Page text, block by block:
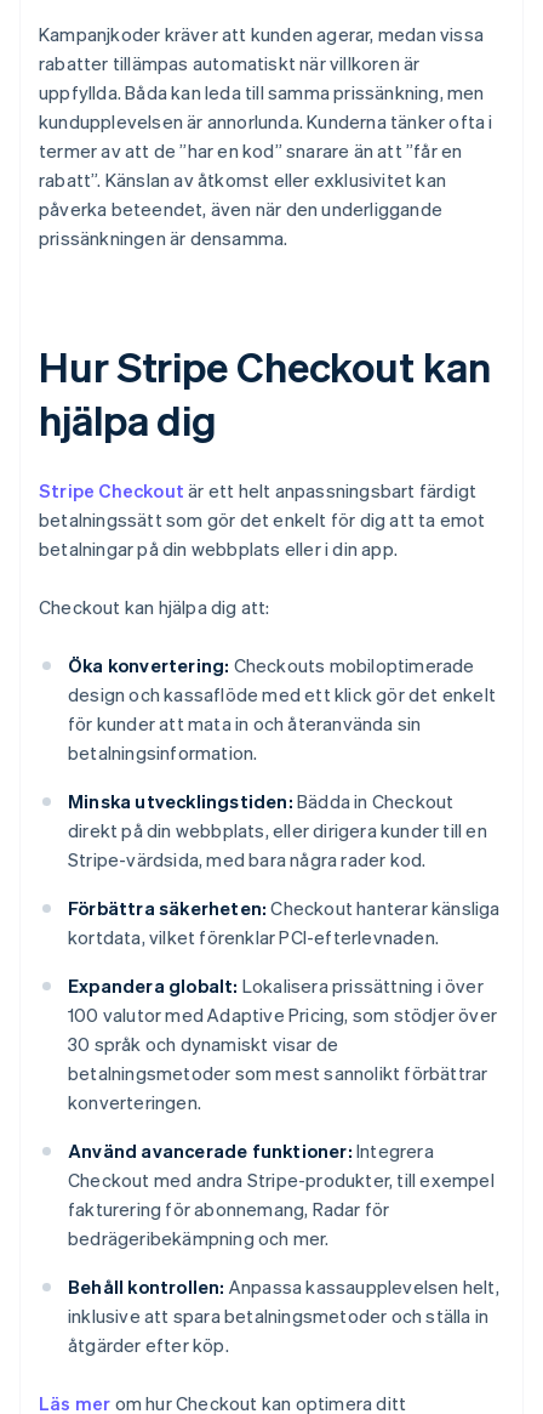
Kampanjkoder kräver att kunden agerar, medan vissa
rabatter tillämpas automatiskt när villkoren är
uppfyllda. Båda kan leda till samma prissänkning, men
kundupplevelsen är annorlunda. Kunderna tänker ofta i
termer av att de ”har en kod” snarare än att ”får en
rabatt”. Känslan av åtkomst eller exklusivitet kan
påverka beteendet, även när den underliggande
prissänkningen är densamma.
Hur Stripe Checkout kan
hjälpa dig
Stripe Checkout är ett helt anpassningsbart färdigt
betalningssätt som gör det enkelt för dig att ta emot
betalningar på din webbplats eller i din app.
Checkout kan hjälpa dig att:
Öka konvertering: Checkouts mobiloptimerade
design och kassaflöde med ett klick gör det enkelt
för kunder att mata in och återanvända sin
betalningsinformation.
Minska utvecklingstiden: Bädda in Checkout
direkt på din webbplats, eller dirigera kunder till en
Stripe-värdsida, med bara några rader kod.
Förbättra säkerheten: Checkout hanterar känsliga
kortdata, vilket förenklar PCI-efterlevnaden.
Expandera globalt: Lokalisera prissättning i över
100 valutor med Adaptive Pricing, som stödjer över
30 språk och dynamiskt visar de
betalningsmetoder som mest sannolikt förbättrar
konverteringen.
Använd avancerade funktioner: Integrera
Checkout med andra Stripe-produkter, till exempel
fakturering för abonnemang, Radar för
bedrägeribekämpning och mer.
Behåll kontrollen: Anpassa kassaupplevelsen helt,
inklusive att spara betalningsmetoder och ställa in
åtgärder efter köp.
Läs mer om hur Checkout kan optimera ditt